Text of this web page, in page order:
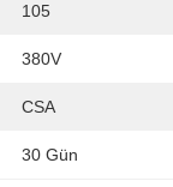
105
380V
CSA
30 Gün